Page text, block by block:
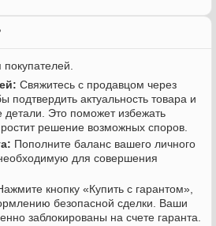
Свяжитесь с продавцом через
подтвердить актуальность товара и
детали. Это поможет избежать
решение возможных споров.
Пополните баланс вашего личного
для совершения
кнопку «Купить с гарантом»,
безопасной сделки. Ваши
заблокированы на счете гаранта.